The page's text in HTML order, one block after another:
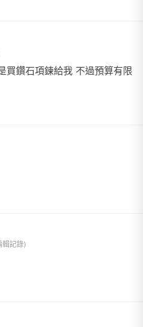
買鑽石項鍊給我 不過預算有限
輯記錄)